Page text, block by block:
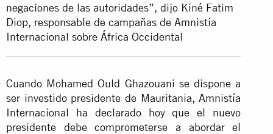
negaciones de las autoridades”, dijo Kiné Fatim
Diop, responsable de campañas de Amnistía
Internacional sobre África Occidental
Cuando Mohamed Ould Ghazouani se dispone a
ser investido presidente de Mauritania, Amnistía
Internacional ha declarado hoy que el nuevo
presidente debe comprometerse a abordar el